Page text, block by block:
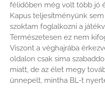
félidőben még volt több jó
Kapus teljesítményünk
szoktam foglalkozni a
Természetesen ez nem
Viszont a véghajrába
oldalon csak sima
miatt, de az élet megy
ünnepelt, mintha BL-t